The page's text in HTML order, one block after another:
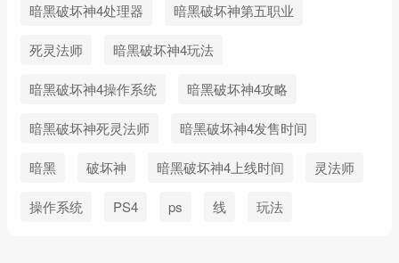
暗黑破坏神4处理器 暗黑破坏神第五职业
死灵法师 暗黑破坏神4玩法
暗黑破坏神4操作系统 暗黑破坏神4攻略
暗黑破坏神死灵法师 暗黑破坏神4发售时间
暗黑 破坏神 暗黑破坏神4上线时间 灵法师
操作系统 PS4 ps 线 玩法